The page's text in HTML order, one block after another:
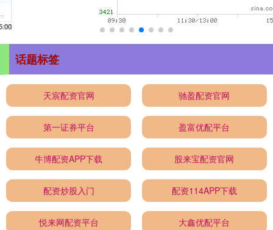
话题标签
天宸配资官网 驰盈配资官网
第一证券平台 盈富优配平台
牛博配资APP下载 股来宝配资官网
配资炒股入门 配资114APP下载
悦来网配资平台 大鑫优配平台